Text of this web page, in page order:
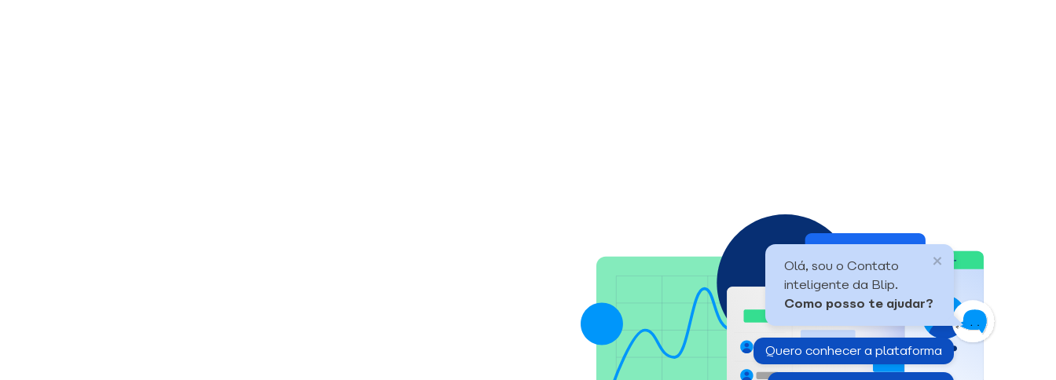
Olá, sou o Contato
inteligente da Blip.
Como posso te ajudar?
Quero conhecer a plataforma